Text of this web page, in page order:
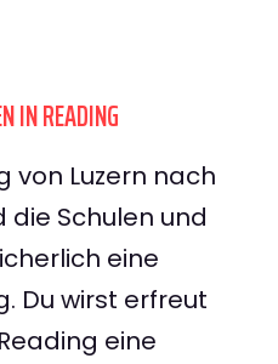
IN READING
von Luzern nach
die Schulen und
eine
Du wirst erfreut
eine